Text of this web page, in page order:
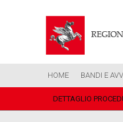
HOME BANDI E
DETTAGLIO